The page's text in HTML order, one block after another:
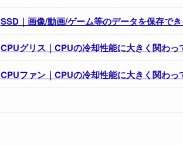
SSD｜画像/動画/ゲーム等のデータを保存で
CPUグリス｜CPUの冷却性能に大きく関わっ
CPUファン｜CPUの冷却性能に大きく関わっ